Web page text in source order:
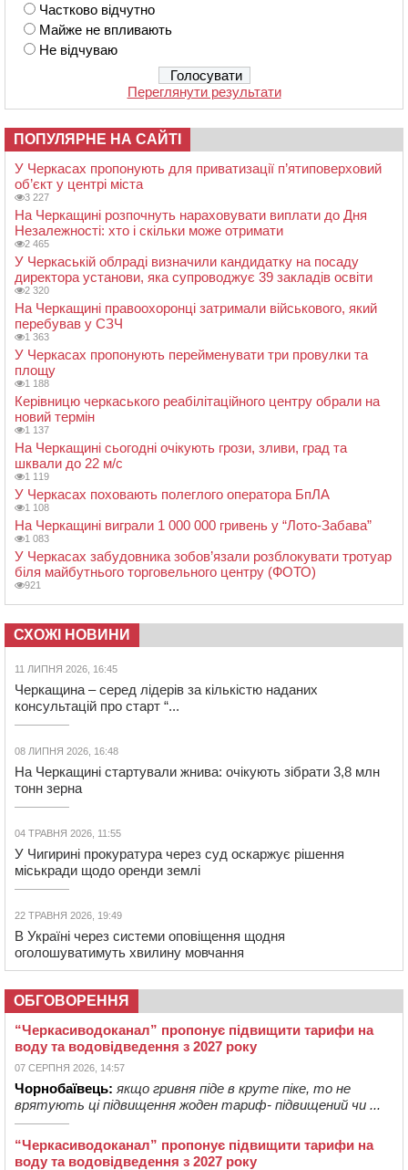
Частково відчутно
Майже не впливають
Не відчуваю
Переглянути результати
ПОПУЛЯРНЕ НА САЙТІ
У Черкасах пропонують для приватизації п’ятиповерховий
об’єкт у центрі міста
3 227
На Черкащині розпочнуть нараховувати виплати до Дня
Незалежності: хто і скільки може отримати
2 465
У Черкаській облраді визначили кандидатку на посаду
директора установи, яка супроводжує 39 закладів освіти
2 320
На Черкащині правоохоронці затримали військового, який
перебував у СЗЧ
1 363
У Черкасах пропонують перейменувати три провулки та
площу
1 188
Керівницю черкаського реабілітаційного центру обрали на
новий термін
1 137
На Черкащині сьогодні очікують грози, зливи, град та
шквали до 22 м/с
1 119
У Черкасах поховають полеглого оператора БпЛА
1 108
На Черкащині виграли 1 000 000 гривень у “Лото-Забава”
1 083
У Черкасах забудовника зобов’язали розблокувати тротуар
біля майбутнього торговельного центру (ФОТО)
921
СХОЖІ НОВИНИ
11 ЛИПНЯ 2026, 16:45
Черкащина – серед лідерів за кількістю наданих
консультацій про старт “...
08 ЛИПНЯ 2026, 16:48
На Черкащині стартували жнива: очікують зібрати 3,8 млн
тонн зерна
04 ТРАВНЯ 2026, 11:55
У Чигирині прокуратура через суд оскаржує рішення
міськради щодо оренди землі
22 ТРАВНЯ 2026, 19:49
В Україні через системи оповіщення щодня
оголошуватимуть хвилину мовчання
ОБГОВОРЕННЯ
“Черкасиводоканал” пропонує підвищити тарифи на
воду та водовідведення з 2027 року
07 СЕРПНЯ 2026, 14:57
Чорнобаївець: якщо гривня піде в круте піке, то не
врятують ці підвищення жоден тариф- підвищений чи ...
“Черкасиводоканал” пропонує підвищити тарифи на
воду та водовідведення з 2027 року